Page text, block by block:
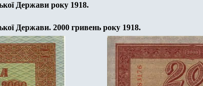
Держави року 1918.
Держави. 2000 гривень року 1918.